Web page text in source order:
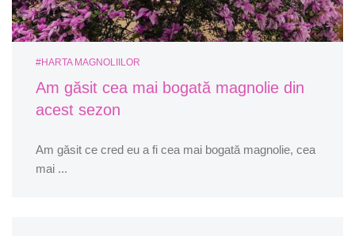
#HARTA MAGNOLIILOR
Am găsit cea mai bogată magnolie din
acest sezon
Am găsit ce cred eu a fi cea mai bogată magnolie, cea
mai ...